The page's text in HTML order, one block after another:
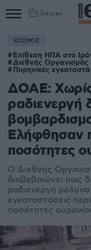
Games
ΚΟΣΜΟΣ
Επίθεση ΗΠΑ στο
Διεθνής Οργανισμός
Πυρηνικές
ΔΟΑΕ:
ραδιενεργή
Ελήφθησαν
ποσότητες
Ο Διεθνής
διαβεβαιώνει πως
ραδιενεργή
εγκαταστάσεις
ποσότητες